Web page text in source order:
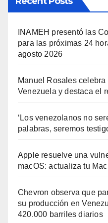
INAMEH presentó las
para las próximas 24
agosto 2026
Manuel Rosales
Venezuela y destaca el
‘Los venezolanos no
palabras, seremos
Apple resuelve una
macOS: actualiza tu
Chevron observa que
su producción en
420.000 barriles diarios